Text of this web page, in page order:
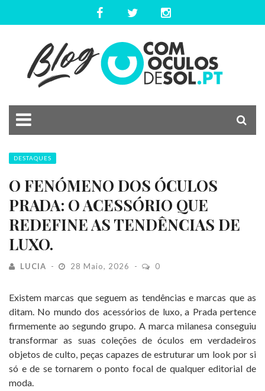
DESTAQUES
O FENÓMENO DOS ÓCULOS
PRADA: O ACESSÓRIO QUE
REDEFINE AS TENDÊNCIAS DE
LUXO.
LUCIA 28 Maio, 2026 0
Existem marcas que seguem as tendências e marcas que as
ditam. No mundo dos acessórios de luxo, a Prada pertence
firmemente ao segundo grupo. A marca milanesa conseguiu
transformar as suas coleções de óculos em verdadeiros
objetos de culto, peças capazes de estruturar um look por si
só e de se tornarem o ponto focal de qualquer editorial de
moda.